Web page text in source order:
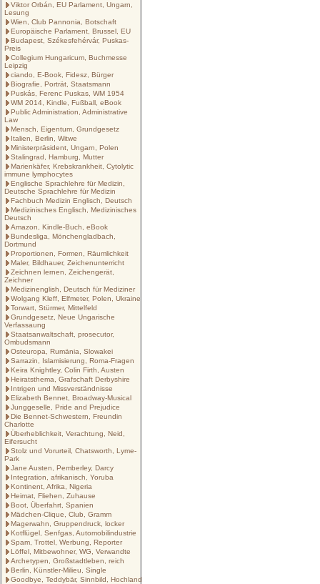
Viktor Orbán, EU Parlament, Ungarn,
Lesung
Wien, Club Pannonia, Botschaft
Europäische Parlament, Brussel, EU
Budapest, Székesfehérvár, Puskas-
Preis
Collegium Hungaricum, Buchmesse
Leipzig
ciando, E-Book, Fidesz, Bürger
Biografie, Porträt, Staatsmann
Puskás, Ferenc Puskas, WM 1954
WM 2014, Kindle, Fußball, eBook
Public Administration, Administrative
Law
Mensch, Eigentum, Grundgesetz
Italien, Berlin, Witwe
Ministerpräsident, Ungarn, Polen
Stalingrad, Hamburg, Mutter
Marienkäfer, Krebskrankheit, Cytolytic
immune lymphocytes
Englische Sprachlehre für Medizin,
Deutsche Sprachlehre für Medizin
Fachbuch Medizin Englisch, Deutsch
Medizinisches Englisch, Medizinisches
Deutsch
Amazon, Kindle-Buch, eBook
Bundesliga, Mönchengladbach,
Dortmund
Proportionen, Formen, Räumlichkeit
Maler, Bildhauer, Zeichenunterricht
Zeichnen lernen, Zeichengerät,
Zeichner
Medizinenglish, Deutsch für Mediziner
Wolgang Kleff, Elfmeter, Polen, Ukraine
Torwart, Stürmer, Mittelfeld
Grundgesetz, Neue Ungarische
Verfassaung
Staatsanwaltschaft, prosecutor,
Ombudsmann
Osteuropa, Rumänia, Slowakei
Sarrazin, Islamisierung, Roma-Fragen
Keira Knightley, Colin Firth, Austen
Heiratsthema, Grafschaft Derbyshire
Intrigen und Missverständnisse
Elizabeth Bennet, Broadway-Musical
Junggeselle, Pride and Prejudice
Die Bennet-Schwestern, Freundin
Charlotte
Überheblichkeit, Verachtung, Neid,
Eifersucht
Stolz und Vorurteil, Chatsworth, Lyme-
Park
Jane Austen, Pemberley, Darcy
Integration, afrikanisch, Yoruba
Kontinent, Afrika, Nigeria
Heimat, Fliehen, Zuhause
Boot, Überfahrt, Spanien
Mädchen-Clique, Club, Gramm
Magerwahn, Gruppendruck, locker
Kotflügel, Senfgas, Automobilindustrie
Spam, Trottel, Werbung, Reporter
Löffel, Mitbewohner, WG, Verwandte
Archetypen, Großstadtleben, reich
Berlin, Künstler-Milieu, Single
Goodbye, Teddybär, Sinnbild, Hochland